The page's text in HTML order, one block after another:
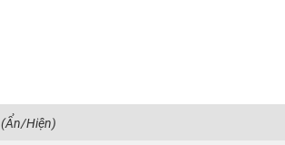
(Ẩn/Hiện)